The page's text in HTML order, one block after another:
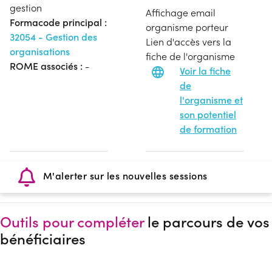
gestion
Formacode principal :
32054 - Gestion des
organisations
ROME associés : -
Affichage email
organisme porteur
Lien d'accès vers la
fiche de l'organisme
Voir la fiche
de
l'organisme et
son potentiel
de formation
M'alerter sur les nouvelles sessions
Outils pour compléterle parcours de vos
bénéficiaires